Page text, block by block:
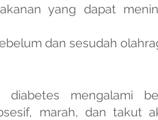
yang dapat
dan sesudah
diabetes mengalami
marah, dan takut